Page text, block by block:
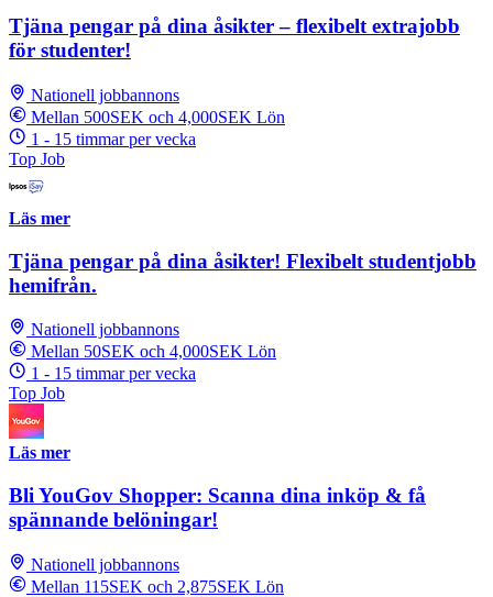
Tjäna pengar på dina åsikter – flexibelt extrajobb
för studenter!
Nationell jobbannons
Mellan 500SEK och 4,000SEK Lön
1 - 15 timmar per vecka
Top Job
Läs mer
Tjäna pengar på dina åsikter! Flexibelt studentjobb
hemifrån.
Nationell jobbannons
Mellan 50SEK och 4,000SEK Lön
1 - 15 timmar per vecka
Top Job
Läs mer
Bli YouGov Shopper: Scanna dina inköp & få
spännande belöningar!
Nationell jobbannons
Mellan 115SEK och 2,875SEK Lön